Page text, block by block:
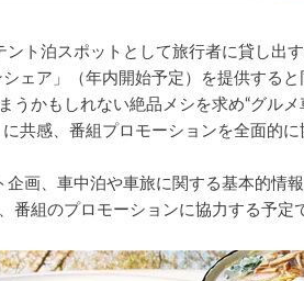
ト泊スポットとして旅行者に貸し出
ェア」（年内開始予定）を提供する
うかもしれない絶品メシを求め“グル
共感、番組プロモーションを全面的に
画、車中泊や車旅に関する基本的情
番組のプロモーションに協力する予定